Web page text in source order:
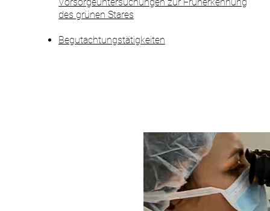
des grünen Stares
Begutachtungstätigkeiten